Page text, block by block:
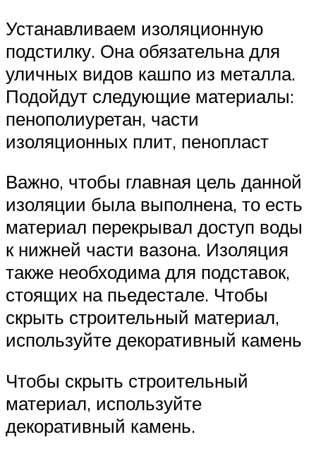
Устанавливаем изоляционную
подстилку. Она обязательна для
уличных видов кашпо из металла.
Подойдут следующие материалы:
пенополиуретан, части
изоляционных плит, пенопласт
Важно, чтобы главная цель данной
изоляции была выполнена, то есть
материал перекрывал доступ воды
к нижней части вазона. Изоляция
также необходима для подставок,
стоящих на пьедестале. Чтобы
скрыть строительный материал,
используйте декоративный камень
Чтобы скрыть строительный
материал, используйте
декоративный камень.